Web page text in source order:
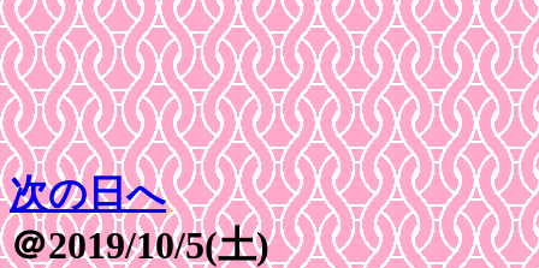
次の日へ
＠2019/10/5(土)